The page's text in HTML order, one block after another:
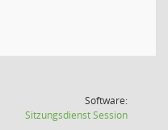
Software:
SitzungsdienstSession(Wird in